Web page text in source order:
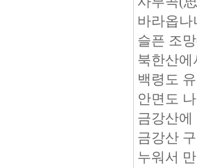
바라옵나
슬픈 조
북한산에
백령도
안면도 나
금강산에
금강산
누워서 만